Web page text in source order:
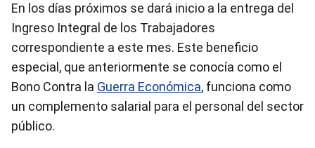
En los días próximos se dará inicio a la entrega del
Ingreso Integral de los Trabajadores
correspondiente a este mes. Este beneficio
especial, que anteriormente se conocía como el
Bono Contra la Guerra Económica, funciona como
un complemento salarial para el personal del sector
público.